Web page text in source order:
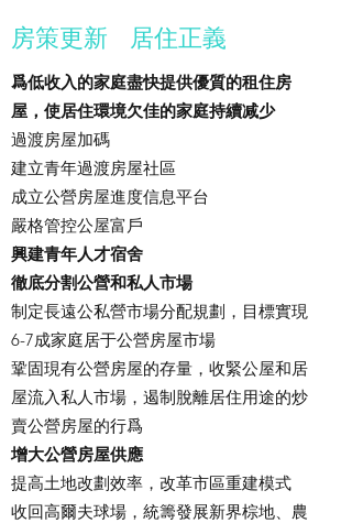
房策更新 居住正義
爲低收入的家庭盡快提供優質的租住房
屋，使居住環境欠佳的家庭持續减少
過渡房屋加碼
建立青年過渡房屋社區
成立公營房屋進度信息平台
嚴格管控公屋富戶
興建青年人才宿舍
徹底分割公營和私人市場
制定長遠公私營市場分配規劃，目標實現
6-7成家庭居于公營房屋市場
鞏固現有公營房屋的存量，收緊公屋和居
屋流入私人市場，遏制脫離居住用途的炒
賣公營房屋的行爲
增大公營房屋供應
提高土地改劃效率，改革市區重建模式
收回高爾夫球場，統籌發展新界棕地、農